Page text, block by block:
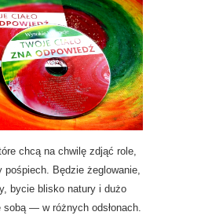
chcą na chwilę zdjąć role,
Będzie żeglowanie,
bycie blisko natury i dużo
— w różnych odsłonach.